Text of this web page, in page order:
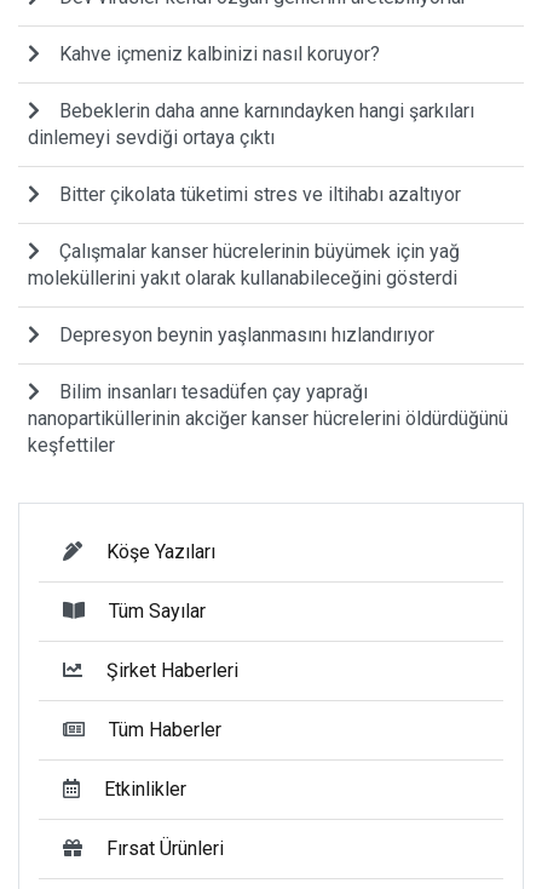
Kahve içmeniz kalbinizi nasıl koruyor?
Bebeklerin daha anne karnındayken hangi şarkıları
dinlemeyi sevdiği ortaya çıktı
Bitter çikolata tüketimi stres ve iltihabı azaltıyor
Çalışmalar kanser hücrelerinin büyümek için yağ
moleküllerini yakıt olarak kullanabileceğini gösterdi
Depresyon beynin yaşlanmasını hızlandırıyor
Bilim insanları tesadüfen çay yaprağı
nanopartiküllerinin akciğer kanser hücrelerini öldürdüğünü
keşfettiler
Köşe Yazıları
Tüm Sayılar
Şirket Haberleri
Tüm Haberler
Etkinlikler
Fırsat Ürünleri